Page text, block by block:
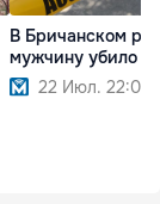
В Бричанском
мужчину убило
22 Июл. 22:06